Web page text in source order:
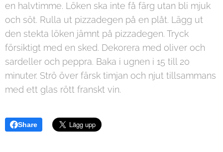
en halvtimme. Löken ska inte få färg utan bli mjuk
och söt. Rulla ut pizzadegen på en plåt. Lägg ut
den stekta löken jämnt på pizzadegen. Tryck
försiktigt med en sked. Dekorera med oliver och
sardeller och peppra. Baka i ugnen i 15 till 20
minuter. Strö över färsk timjan och njut tillsammans
med ett glas rött franskt vin.
Share